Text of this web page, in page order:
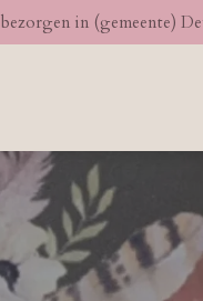
in (gemeente)